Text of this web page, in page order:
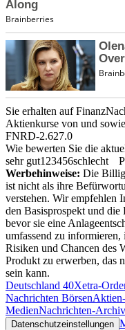
Sie erhalten auf
Aktienkurse von und
FNRD-2.627.0
Wie bewerten Sie die
sehr gut1 23456schlecht
Werbehinweise: Die
ist nicht als ihre
verstehen. Wir empfehlen
den Basisprospekt und
bevor sie eine
umfassend zu informieren,
Risiken und Chancen des
Produkt zu erwerben, das
sein kann.
Deutschland 40Xetra-
Nachrichten Börsen
MedienNachrichten-Archiv
Datenschutzeinstellungen